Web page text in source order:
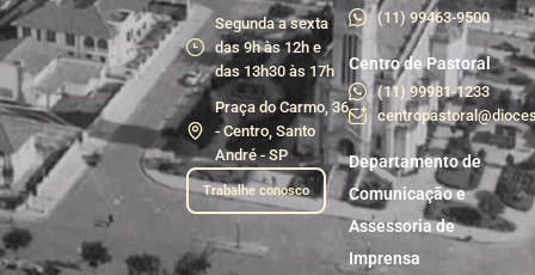
Segunda a sexta
das 9h às 12h e
das 13h30 às 17h
Praça do Carmo, 36
- Centro, Santo
André - SP
Trabalhe conosco
(11) 99463-9500
Centro de Pastoral
(11) 99981-1233
Departamento de
Comunicação e
Assessoria de
Imprensa